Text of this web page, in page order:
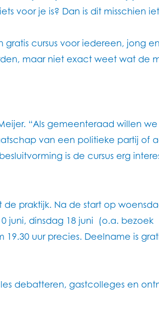
voor je is? Dan is dit misschien
cursus voor iedereen, jong
maar niet exact weet wat de
“Als gemeenteraad willen
van een politieke partij of
is de cursus erg
praktijk. Na de start op
juni, dinsdag 18 juni (o.a. bezoek
uur precies. Deelname is
debatteren, gastcolleges en